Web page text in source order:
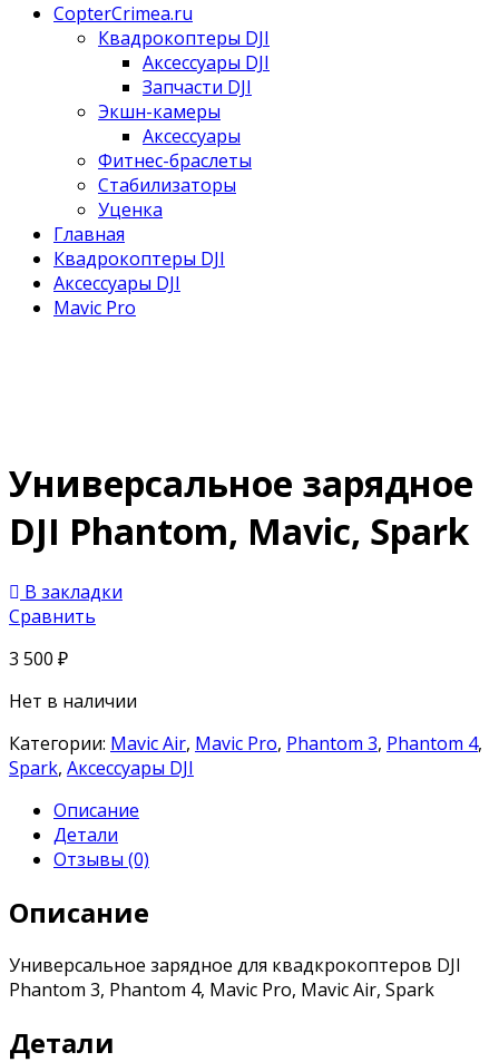
CopterCrimea.ru
Квадрокоптеры DJI
Аксессуары DJI
Запчасти DJI
Экшн-камеры
Аксессуары
Фитнес-браслеты
Стабилизаторы
Уценка
Главная
Квадрокоптеры DJI
Аксессуары DJI
Mavic Pro
Универсальное зарядное
DJI Phantom, Mavic, Spark
В закладки
Сравнить
3 500 ₽
Нет в наличии
Категории: Mavic Air, Mavic Pro, Phantom 3, Phantom 4,
Spark, Аксессуары DJI
Описание
Детали
Отзывы (0)
Описание
Универсальное зарядное для квадкрокоптеров DJI
Phantom 3, Phantom 4, Mavic Pro, Mavic Air, Spark
Детали